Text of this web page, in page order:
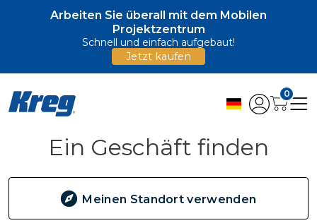
Arbeiten Sie überall mit dem Mobilen
Projektzentrum
Schnell und einfach aufgebaut!
Jetzt kaufen
0
Ein Geschäft finden
Meinen Standort verwenden